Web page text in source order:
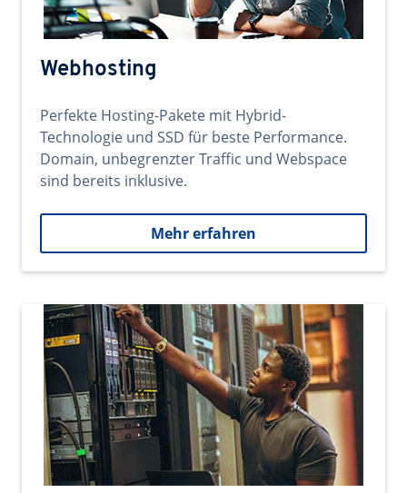
Webhosting
Perfekte Hosting-Pakete mit Hybrid-
Technologie und SSD für beste Performance.
Domain, unbegrenzter Traffic und Webspace
sind bereits inklusive.
Mehr erfahren